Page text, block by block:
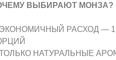
ВЫБИРАЮТ МОНЗА?
ЭКОНОМИЧНЫЙ РАСХОД — 1
ТОЛЬКО НАТУРАЛЬНЫЕ